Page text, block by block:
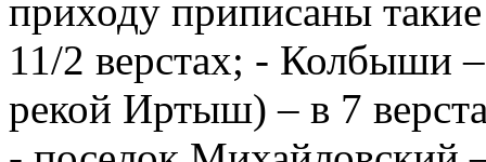
приходу приписаны
11/2 верстах; - Колбыши –
рекой Иртыш) – в 7